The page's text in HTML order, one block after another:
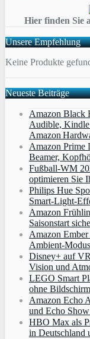
Hier finden Sie
Unsere Empfehlung
Keine Produkte
Neueste Beiträge
Amazon Black
Audible,
Amazon
Amazon Prime
Beamer,
Fußball-WM
optimieren Sie
Philips Hue
Amazon
Saisonstart
Amazon
Disney+ auf
Vision und
LEGO Smart
ohne
Amazon Echo
und Echo
HBO Max als
in Deutschland